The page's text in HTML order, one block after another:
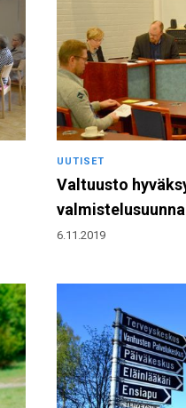
UUTISET
Valtuusto
6.11.2019